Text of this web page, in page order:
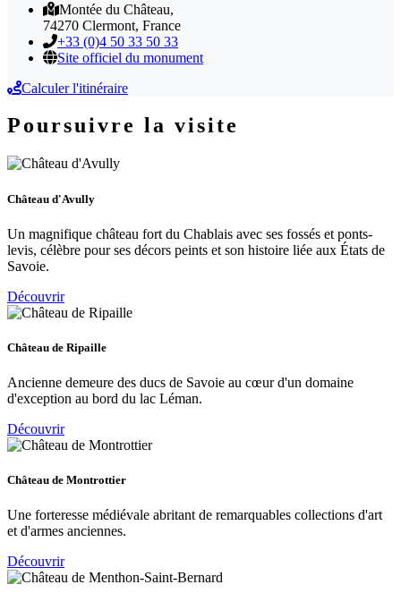
Montée du Château,
74270 Clermont, France
+33 (0)4 50 33 50 33
Site officiel du monument
Calculer l'itinéraire
Poursuivre la visite
Château d'Avully
Un magnifique château fort du Chablais avec ses fossés et ponts-
levis, célèbre pour ses décors peints et son histoire liée aux États de
Savoie.
Découvrir
Château de Ripaille
Ancienne demeure des ducs de Savoie au cœur d'un domaine
d'exception au bord du lac Léman.
Découvrir
Château de Montrottier
Une forteresse médiévale abritant de remarquables collections d'art
et d'armes anciennes.
Découvrir